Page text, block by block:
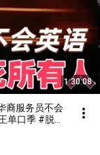
1:30:08
裔服务员不会
单口季 #脱口